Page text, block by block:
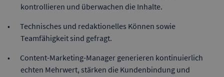
kontrollieren und überwachen die Inhalte.
Technisches und redaktionelles Können sowie
Teamfähigkeit sind gefragt.
Content-Marketing-Manager generieren kontinuierlich
echten Mehrwert, stärken die Kundenbindung und